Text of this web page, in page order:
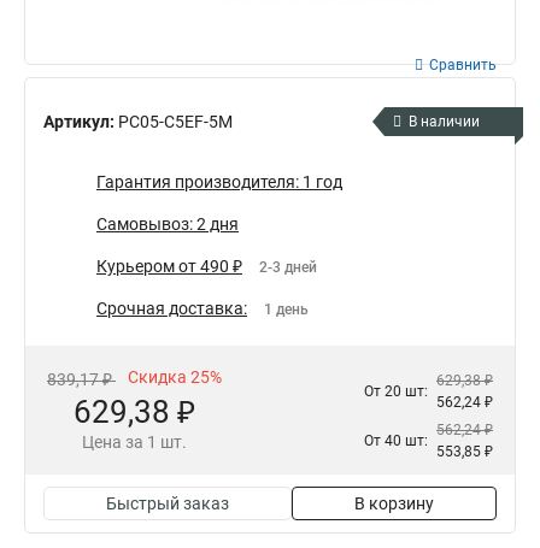
Артикул: PC05-C5EF-5M
Сравнить
В наличии
Гарантия производителя: 1 год
Самовывоз: 2 дня
Курьером от 490 ₽ 2-3 дней
Срочная доставка: 1 день
839,17 ₽ Скидка 25%
629,38 ₽
Цена за 1 шт.
От 20 шт:
629,38 ₽
562,24 ₽
От 40 шт:
562,24 ₽
553,85 ₽
Быстрый заказ В корзину